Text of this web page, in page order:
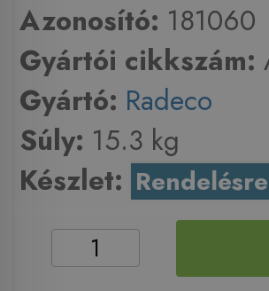
Azonosító: 181060
Gyártói cikkszám:
Gyártó: Radeco
Súly: 15.3 kg
Készlet: Rendelésre